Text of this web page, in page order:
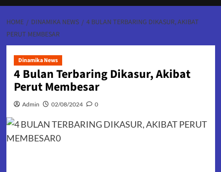
HOME DINAMIKA NEWS
4 BULAN TERBARING DIKASUR, AKIBAT
PERUT MEMBESAR
Dinamika News
4 Bulan Terbaring Dikasur, Akibat
Perut Membesar
Admin 02/08/2024 0